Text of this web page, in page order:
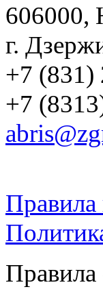
606000,
г.
+7 (831)
+7
Правила